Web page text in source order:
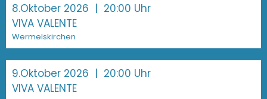
8.Oktober 2026 | 20:00 Uhr
VIVA VALENTE
Wermelskirchen
9.Oktober 2026 | 20:00 Uhr
VIVA VALENTE